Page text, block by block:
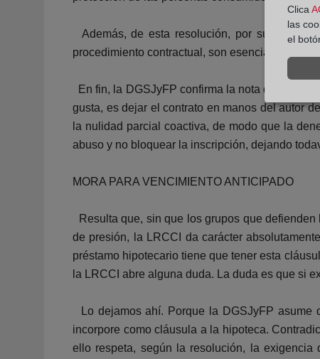
Además, de esta resolución, por su
procedimiento contractual, son esenciales para
En fin, la DGSJyFP confirma la nota de la
gusta, es dejar el contrato en manos del autor
la nulidad parcial coactiva, de modo que la
abuso y no bloquear la inscripción, dejando
MORA PARA VENCIMIENTO ANTICIPADO
Resulta que, sin que los grupos que
de presión, la LRCCI da carácter
préstamo hipotecario tiene que tener esta
la LRCCI abre alguna duda. La duda es que si
Lo dejamos ahí. Porque la DGSJyFP asume
incorpore como cláusula a la hipoteca.
ello respeta, según la resolución, la
Clica
las
el